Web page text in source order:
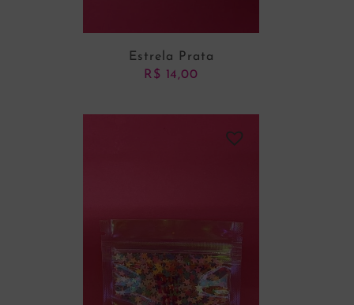
Estrela Prata
R$ 14,00